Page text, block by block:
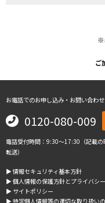
※
ご
お電話でのお申し込み・お問い合わせ
0120-080-009
電話受付時間：9:30～17:30（記載
転送）
▶︎ 情報セキュリティ基本方針
▶︎ 個人情報の保護方針とプライバシ
▶︎ サイトポリシー
▶︎ 特定個人情報等の適切な取り扱い